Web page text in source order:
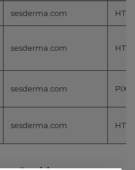
sesderma.com HTTP
sesderma.com HTTP
sesderma.com
sesderma.com HTTP